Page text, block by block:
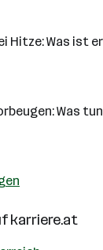
Hitze: Was ist
Was
karriere.at